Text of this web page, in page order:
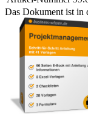
Das Dokument ist in